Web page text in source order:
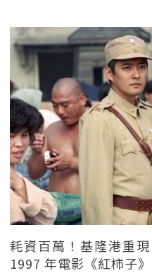
耗資百萬！基隆港重
1997 年電影《紅柿子》